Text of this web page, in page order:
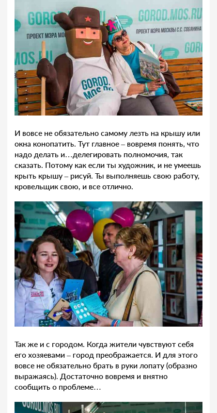
И вовсе не обязательно самому лезть на крышу или
окна конопатить. Тут главное – вовремя понять, что
надо делать и…делегировать полномочия, так
сказать. Потому как если ты художник, и не умеешь
крыть крышу – рисуй. Ты выполняешь свою работу,
кровельщик свою, и все отлично.
Так же и с городом. Когда жители чувствуют себя
его хозяевами – город преображается. И для этого
вовсе не обязательно брать в руки лопату (образно
выражаясь). Достаточно вовремя и внятно
сообщить о проблеме…